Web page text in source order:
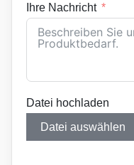
Ihre Nachricht
Datei hochladen
Datei auswählen